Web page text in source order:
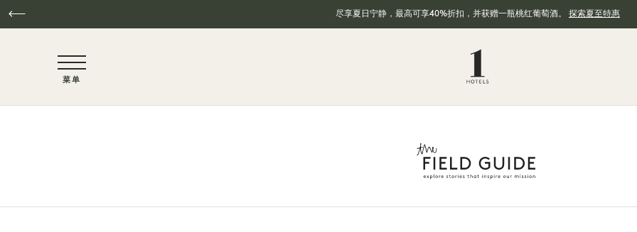
尽享夏日宁静，最高可享40%折扣，并获赠一瓶桃红葡萄酒。 探索夏至特惠
NaN / 6
菜单